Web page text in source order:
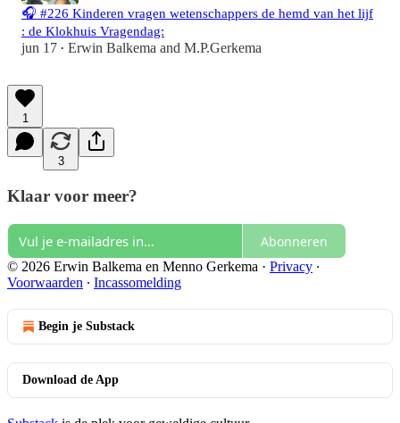
🎧 #226 Kinderen vragen wetenschappers de hemd van het lijf
: de Klokhuis Vragendag:
jun 17 • Erwin Balkema and M.P.Gerkema
1
3
Klaar voor meer?
Abonneren
© 2026 Erwin Balkema en Menno Gerkema · Privacy ∙
Voorwaarden ∙ Incassomelding
Begin je Substack
Download de App